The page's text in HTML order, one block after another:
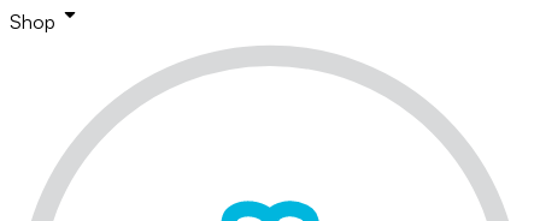
Shop